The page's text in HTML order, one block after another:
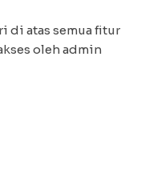
di atas semua fitur
oleh admin